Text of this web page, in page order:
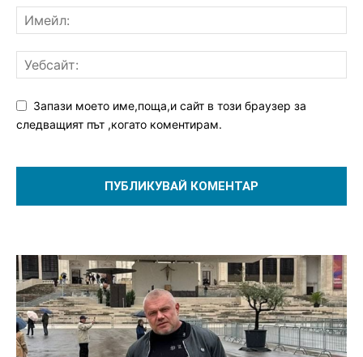
Запази моето име,поща,и сайт в този браузер за
следващият път ,когато коментирам.